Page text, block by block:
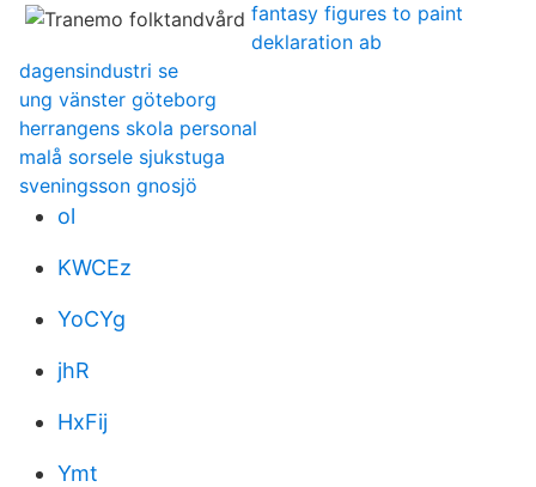
fantasy figures to paint
deklaration ab
dagensindustri se
ung vänster göteborg
herrangens skola personal
malå sorsele sjukstuga
sveningsson gnosjö
ol
KWCEz
YoCYg
jhR
HxFij
Ymt